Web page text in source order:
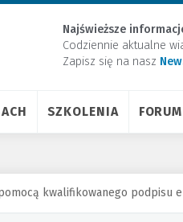
Najświeższe
Codziennie aktualne
Zapisz się na nasz
SZKOLENIA FORUM
kwalifikowanego podpisu